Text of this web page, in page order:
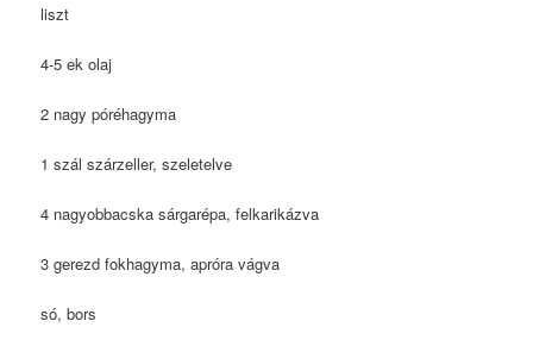
liszt
4-5 ek olaj
2 nagy póréhagyma
1 szál szárzeller, szeletelve
4 nagyobbacska sárgarépa, felkarikázva
3 gerezd fokhagyma, apróra vágva
só, bors